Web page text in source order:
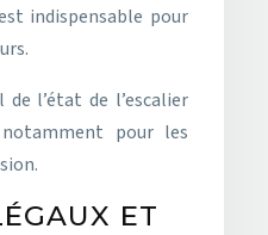
indispensable pour
l’état de l’escalier
pour les
ET